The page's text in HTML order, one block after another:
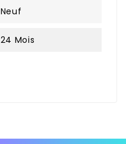
Neuf
24 Mois